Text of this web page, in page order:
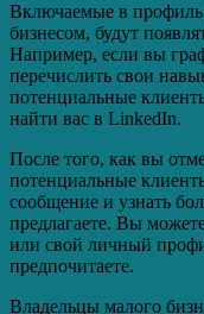
Включаемые в
бизнесом, будут
Например, если вы
перечислить свои
потенциальные
найти вас в LinkedIn.
После того, как вы
потенциальные
сообщение и узнать
предлагаете. Вы
или свой личный
предпочитаете.
Владельцы малого